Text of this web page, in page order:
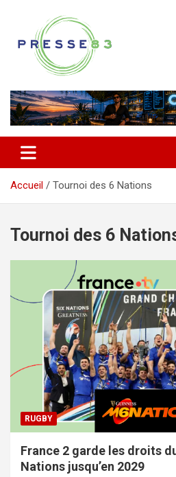
contenu
Presse 83
Accueil Tournoi des 6 Nations
Tournoi des 6
RUGBY
France 2 garde les droits
Nations jusqu’en 2029